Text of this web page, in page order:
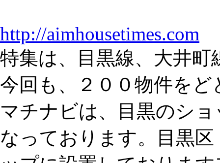
http://aimhousetimes.com
特集は、目黒線、大井町
今回も、２００物件を
マチナビは、目黒のシ
なっております。目黒